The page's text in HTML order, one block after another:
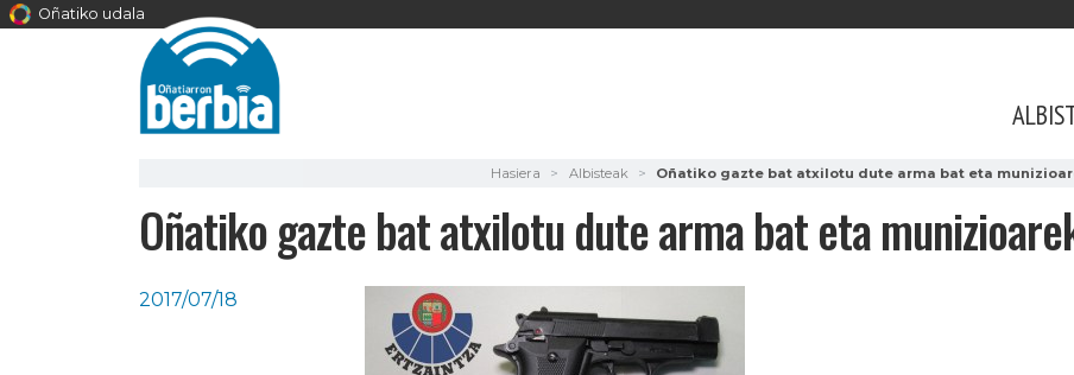
Oñatiko udala
Hasiera Albisteak Oñatiko gazte bat atxilotu dute arma bat eta
Oñatiko gazte bat atxilotu dute arma bat eta
2017/07/18